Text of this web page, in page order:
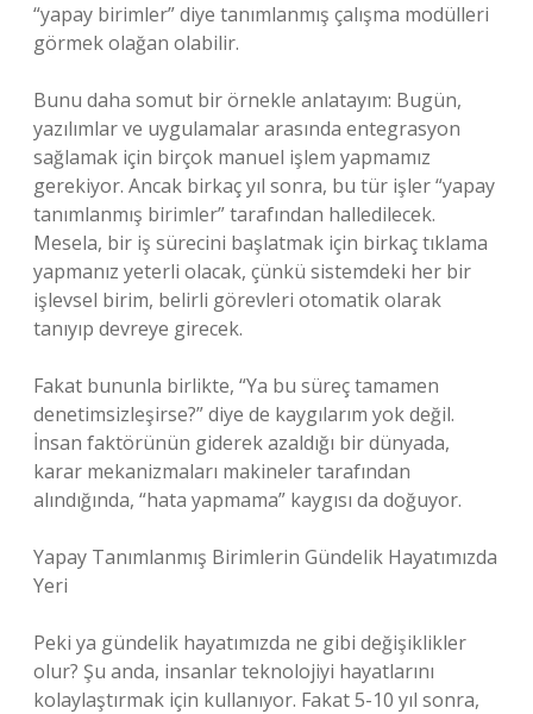
“yapay birimler” diye tanımlanmış çalışma modülleri
görmek olağan olabilir.
Bunu daha somut bir örnekle anlatayım: Bugün,
yazılımlar ve uygulamalar arasında entegrasyon
sağlamak için birçok manuel işlem yapmamız
gerekiyor. Ancak birkaç yıl sonra, bu tür işler “yapay
tanımlanmış birimler” tarafından halledilecek.
Mesela, bir iş sürecini başlatmak için birkaç tıklama
yapmanız yeterli olacak, çünkü sistemdeki her bir
işlevsel birim, belirli görevleri otomatik olarak
tanıyıp devreye girecek.
Fakat bununla birlikte, “Ya bu süreç tamamen
denetimsizleşirse?” diye de kaygılarım yok değil.
İnsan faktörünün giderek azaldığı bir dünyada,
karar mekanizmaları makineler tarafından
alındığında, “hata yapmama” kaygısı da doğuyor.
Yapay Tanımlanmış Birimlerin Gündelik Hayatımızda
Yeri
Peki ya gündelik hayatımızda ne gibi değişiklikler
olur? Şu anda, insanlar teknolojiyi hayatlarını
kolaylaştırmak için kullanıyor. Fakat 5-10 yıl sonra,